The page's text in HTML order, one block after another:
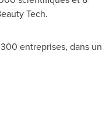
Tech.
entreprises, dans un